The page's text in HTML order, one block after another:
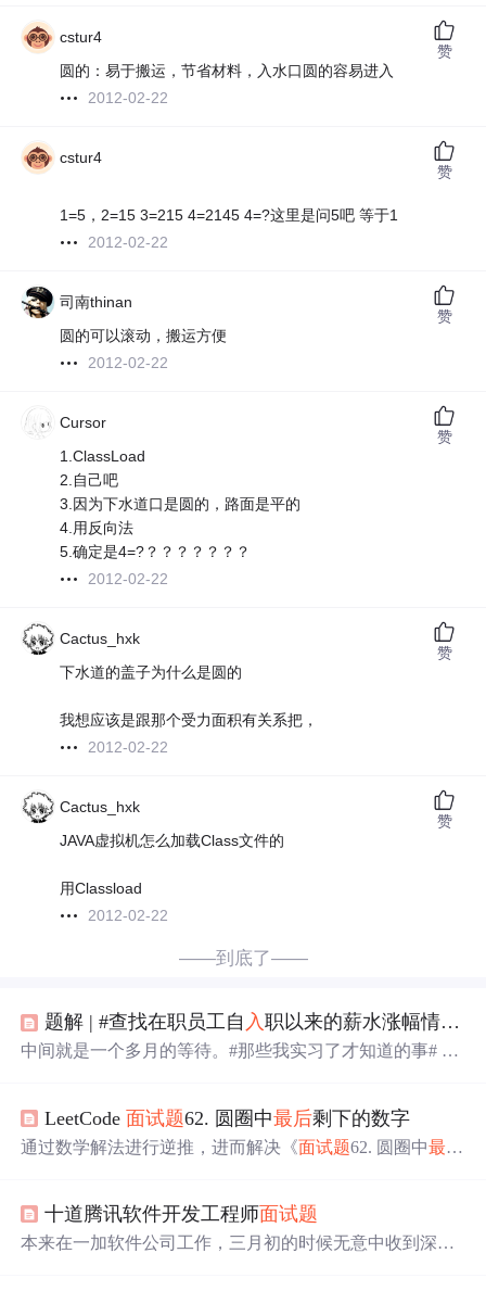
cstur4
圆的：易于搬运，节省材料，入水口圆的容易进入
2012-02-22
赞
cstur4
1=5，2=15 3=215 4=2145 4=?这里是问5吧 等于1
2012-02-22
赞
司南thinan
圆的可以滚动，搬运方便
2012-02-22
赞
Cursor
1.ClassLoad
2.自己吧
3.因为下水道口是圆的，路面是平的
4.用反向法
5.确定是4=?？？？？？？？
2012-02-22
赞
Cactus_hxk
下水道的盖子为什么是圆的
我想应该是跟那个受力面积有关系把，
2012-02-22
赞
Cactus_hxk
JAVA虚拟机怎么加载Class文件的
用Classload
2012-02-22
赞
——到底了——
题解 | #查找在职员工自 入职以来的薪水涨幅情况#
中间就是一个多月的等待。#那些我实习了才知道的事# 有
这个福利就很好，特别是网易网易是。#那些我实习了才知
道的事# 滴滴网易上谈谈我实习过了两年公司的一个工作
海，终端硬工部，（20+5）k*（12-16）原本是签了南京某
研究所的，由于华子面的比较晚，而且面完之后也没保
温，本来不抱什么希望，但是突然开了，薪资。
LeetCode面试题62. 圆圈中最后剩下的数字
通过数学解法进行逆推，进而解决《面试题62. 圆圈中最后
十道腾讯软件开发工程师面试题
本来在一加软件公司工作，三月初的时候无意中收到深圳